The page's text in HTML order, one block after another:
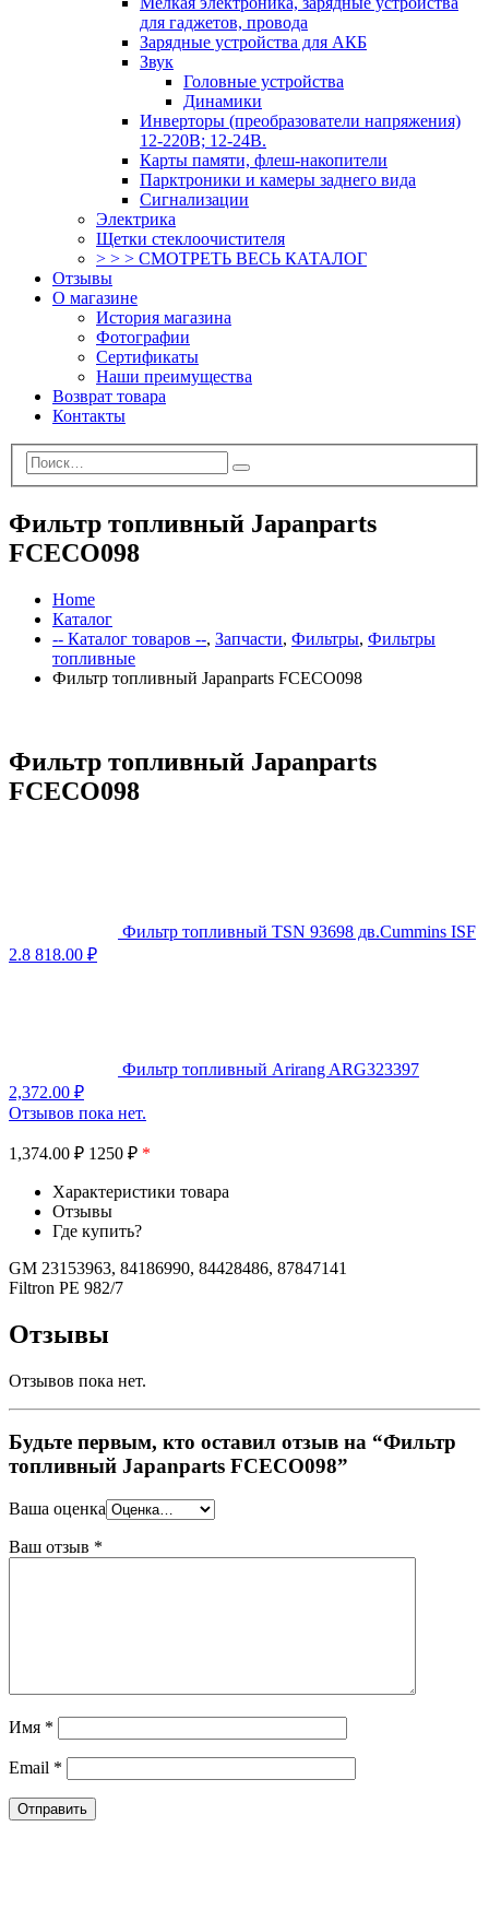
для гаджетов, провода
Зарядные устройства для АКБ
Звук
Головные устройства
Динамики
Инверторы (преобразователи напряжения)
12-220В; 12-24В.
Карты памяти, флеш-накопители
Парктроники и камеры заднего вида
Сигнализации
Электрика
Щетки стеклоочистителя
> > > СМОТРЕТЬ ВЕСЬ КАТАЛОГ
Отзывы
О магазине
История магазина
Фотографии
Сертификаты
Наши преимущества
Возврат товара
Контакты
Фильтр топливный Japanparts
FCECO098
Home
Каталог
-- Каталог товаров --, Запчасти, Фильтры, Фильтры
топливные
Фильтр топливный Japanparts FCECO098
Фильтр топливный Japanparts
FCECO098
Фильтр топливный TSN 93698 дв.Cummins ISF
2.8 818.00 ₽
Фильтр топливный Arirang ARG323397
2,372.00 ₽
Отзывов пока нет.
1,374.00 ₽ 1250 ₽ *
Характеристики товара
Отзывы
Где купить?
GM 23153963, 84186990, 84428486, 87847141
Filtron PE 982/7
Отзывы
Отзывов пока нет.
Будьте первым, кто оставил отзыв на “Фильтр
топливный Japanparts FCECO098”
Ваша оценка
Ваш отзыв *
Имя *
Email *